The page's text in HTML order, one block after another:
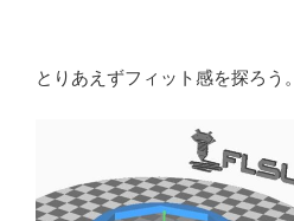
とりあえずフィット感を探ろう。